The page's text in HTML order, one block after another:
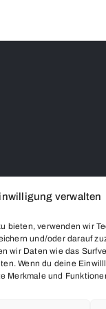
verwalten
bieten, verwenden wir
und/oder darauf
wir Daten wie das
Wenn du deine
Merkmale und